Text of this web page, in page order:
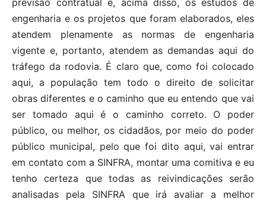
previsão contratual e, acima disso, os estudos de
engenharia e os projetos que foram elaborados, eles
atendem plenamente as normas de engenharia
vigente e, portanto, atendem as demandas aqui do
tráfego da rodovia. É claro que, como foi colocado
aqui, a população tem todo o direito de solicitar
obras diferentes e o caminho que eu entendo que vai
ser tomado aqui é o caminho correto. O poder
público, ou melhor, os cidadãos, por meio do poder
público municipal, pelo que foi dito aqui, vai entrar
em contato com a SINFRA, montar uma comitiva e eu
tenho certeza que todas as reivindicações serão
analisadas pela SINFRA que irá avaliar a melhor